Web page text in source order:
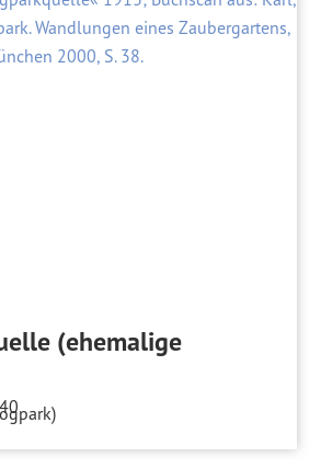
(ehemalige